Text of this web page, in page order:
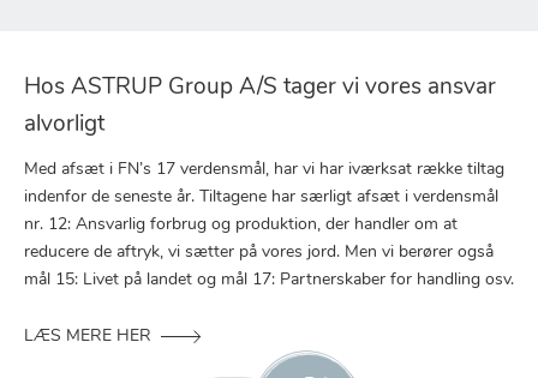
Hos ASTRUP Group A/S tager vi vores ansvar
alvorligt
Med afsæt i FN’s 17 verdensmål, har vi har iværksat række tiltag
indenfor de seneste år. Tiltagene har særligt afsæt i verdensmål
nr. 12: Ansvarlig forbrug og produktion, der handler om at
reducere de aftryk, vi sætter på vores jord. Men vi berører også
mål 15: Livet på landet og mål 17: Partnerskaber for handling osv.
LÆS MERE HER